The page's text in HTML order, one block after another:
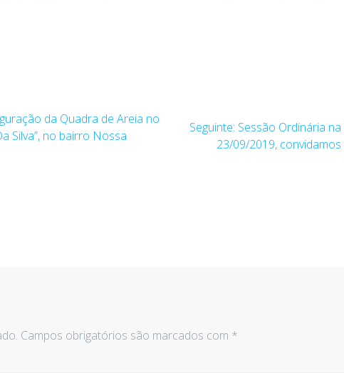
da Quadra de Areia no
Silva”, no bairro Nossa
Seguinte: Post
seguinte:
Sessão Ordinária
23/09/2019,
Campos obrigatórios são marcados com *